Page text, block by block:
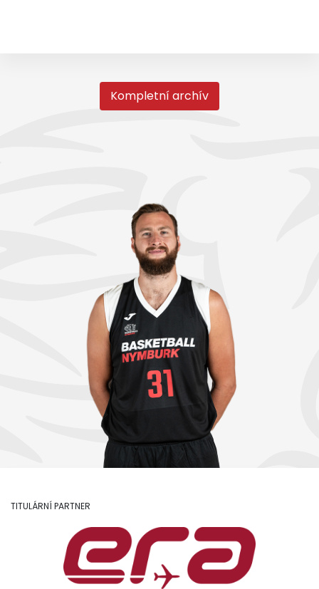
Kompletní archív
TITULÁRNÍ PARTNER